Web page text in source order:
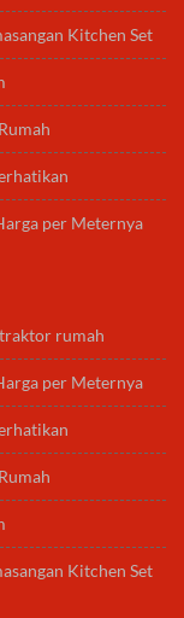
Kitchen Set
per Meternya
rumah
per Meternya
Kitchen Set